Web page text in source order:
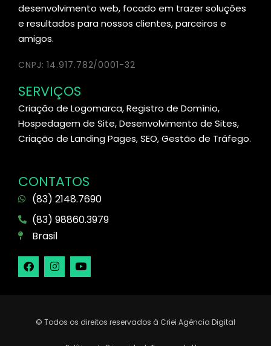
desenvolvimento web, focado em trazer soluções
e resultados para nossos clientes, parceiros e
amigos.
CNPJ: 14.917.782/0001-32
SERVIÇOS
Criação de Logomarca, Registro de Domínio,
Hospedagem de Site, Desenvolvimento de Sites,
Criação de Landing Pages, SEO, Gestão de Tráfego.
CONTATOS
(83) 2148.7690
(83) 98860.3979
Brasil
© Todos os direitos reservados à Criei Agência Digital